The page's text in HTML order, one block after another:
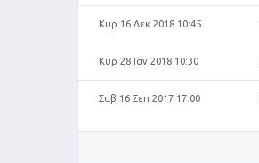
Κυρ 16 Δεκ 2018 10:45
Κυρ 28 Ιαν 2018 10:30
Σαβ 16 Σεπ 2017 17:00